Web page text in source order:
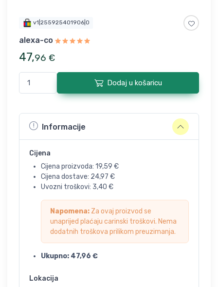
v1|255925401906|0
alexa-co
47,96 €
Dodaj u košaricu
Informacije
Cijena
Cijena proizvoda: 19,59 €
Cijena dostave: 24,97 €
Uvozni troškovi: 3,40 €
Napomena: Za ovaj proizvod se
unaprijed plaćaju carinski troškovi. Nema
dodatnih troškova prilikom preuzimanja.
Ukupno: 47,96 €
Lokacija